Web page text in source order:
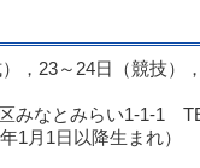
，23～24日（競技）
らい1-1-1 TEL
1月1日以降生まれ）